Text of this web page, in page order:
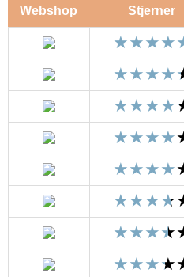
Webshop Stjerner